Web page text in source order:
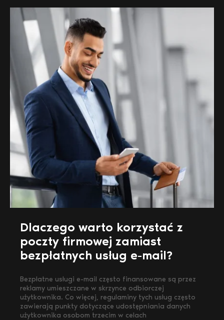
Dlaczego warto korzystać z
poczty firmowej zamiast
bezpłatnych usług e-mail?
Bezpłatne usługi e-mail często finansowane są przez
reklamy umieszczane w skrzynce odbiorczej
użytkownika. Co więcej, regulaminy tych usług często
zawierają punkty dotyczące udostępniania danych
użytkownika osobom trzecim w celach